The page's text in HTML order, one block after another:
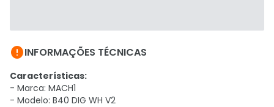
INFORMAÇÕES TÉCNICAS
Características:
- Marca: MACH1
- Modelo: B40 DIG WH V2